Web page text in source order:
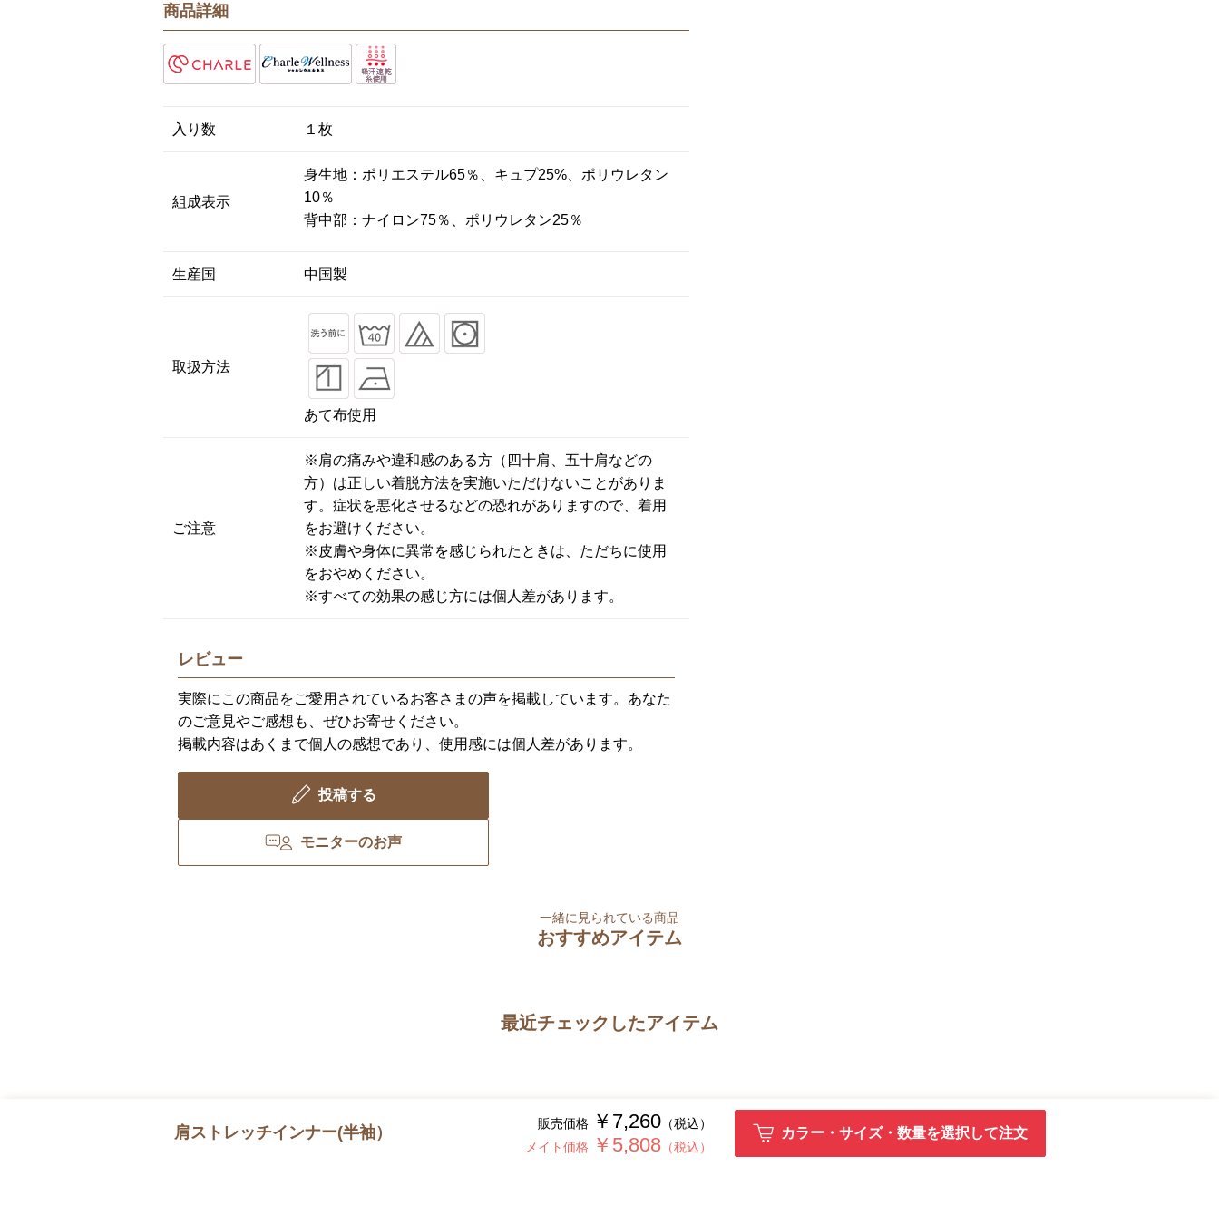
商品詳細
入り数 １枚
組成表示
身生地：ポリエステル65％、キュプ25%、ポリウレタン
10％
背中部：ナイロン75％、ポリウレタン25％
生産国 中国製
取扱方法
あて布使用
ご注意
※肩の痛みや違和感のある方（四十肩、五十肩などの
方）は正しい着脱方法を実施いただけないことがありま
す。症状を悪化させるなどの恐れがありますので、着用
をお避けください。
※皮膚や身体に異常を感じられたときは、ただちに使用
をおやめください。
※すべての効果の感じ方には個人差があります。
レビュー
実際にこの商品をご愛用されているお客さまの声を掲載しています。あなた
のご意見やご感想も、ぜひお寄せください。
掲載内容はあくまで個人の感想であり、使用感には個人差があります。
投稿する
モニターのお声
一緒に見られている商品
おすすめアイテム
最近チェックしたアイテム
肩ストレッチインナー(半袖）
販売価格 ￥7,260（税込）
メイト価格
￥5,808（税込）
カラー・サイズ・数量を選択して注文